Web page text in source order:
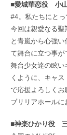
■愛城華恋役 小
#4。私たちにと
今回は親愛なる聖
と青嵐から心強
て舞台に立つ事が
舞台少女達の眩い
くように、キャ
で応援よろしくお
ブリリアホールに
■神楽ひかり役